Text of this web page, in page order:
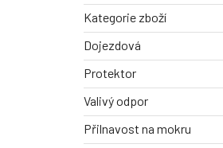
Kategorie zboží
Dojezdová
Protektor
Valivý odpor
Přilnavost na mokru